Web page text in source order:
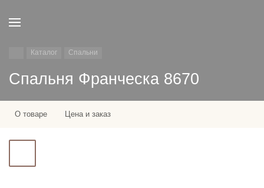
Каталог Спальни
Спальня Франческа 8670
О товаре Цена и заказ